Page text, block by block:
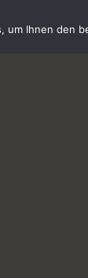
um Ihnen den